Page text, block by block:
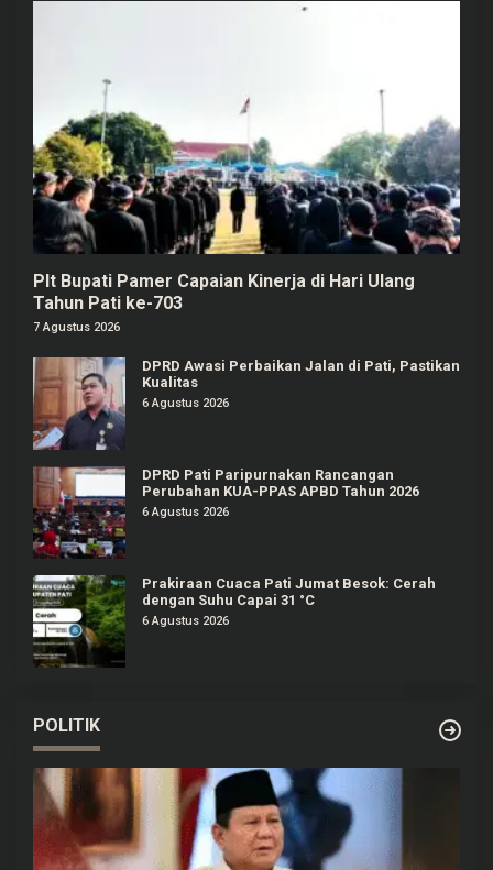
Plt Bupati Pamer Capaian Kinerja di Hari Ulang
Tahun Pati ke-703
7 Agustus 2026
DPRD Awasi Perbaikan Jalan di Pati, Pastikan
Kualitas
6 Agustus 2026
DPRD Pati Paripurnakan Rancangan
Perubahan KUA-PPAS APBD Tahun 2026
6 Agustus 2026
Prakiraan Cuaca Pati Jumat Besok: Cerah
dengan Suhu Capai 31 °C
6 Agustus 2026
POLITIK